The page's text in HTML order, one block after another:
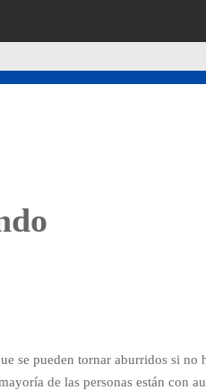
se pueden tornar aburridos si
de las personas están con